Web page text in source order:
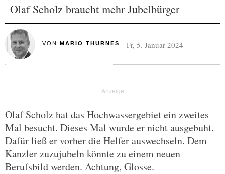
Olaf Scholz braucht mehr Jubelbürger
VON MARIO THURNES Fr, 5. Januar 2024
Olaf Scholz hat das Hochwassergebiet ein zweites
Mal besucht. Dieses Mal wurde er nicht ausgebuht.
Dafür ließ er vorher die Helfer auswechseln. Dem
Kanzler zuzujubeln könnte zu einem neuen
Berufsbild werden. Achtung, Glosse.